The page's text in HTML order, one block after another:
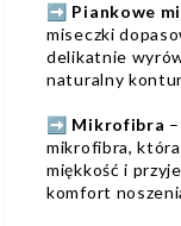
➡️ Piankowe
miseczki
delikatnie
naturalny
➡️ Mikrofibra
mikrofibra,
miękkość i
komfort